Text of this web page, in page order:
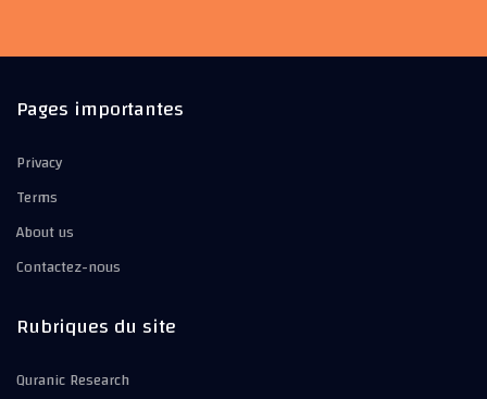
Pages importantes
Privacy
Terms
About us
Contactez-nous
Rubriques du site
Quranic Research